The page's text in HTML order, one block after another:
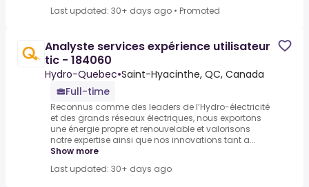
Last updated: 30+ days ago • Promoted
Analyste services expérience utilisateur
tic - 184060
Hydro-Quebec•Saint-Hyacinthe, QC, Canada
Full-time
Reconnus comme des leaders de l’Hydro-électricité
et des grands réseaux électriques, nous exportons
une énergie propre et renouvelable et valorisons
notre expertise ainsi que nos innovations tant a...
Show more
Last updated: 30+ days ago